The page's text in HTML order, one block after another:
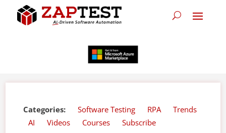
Categories: Software Testing RPA
Trends
AI
Videos Courses Subscribe